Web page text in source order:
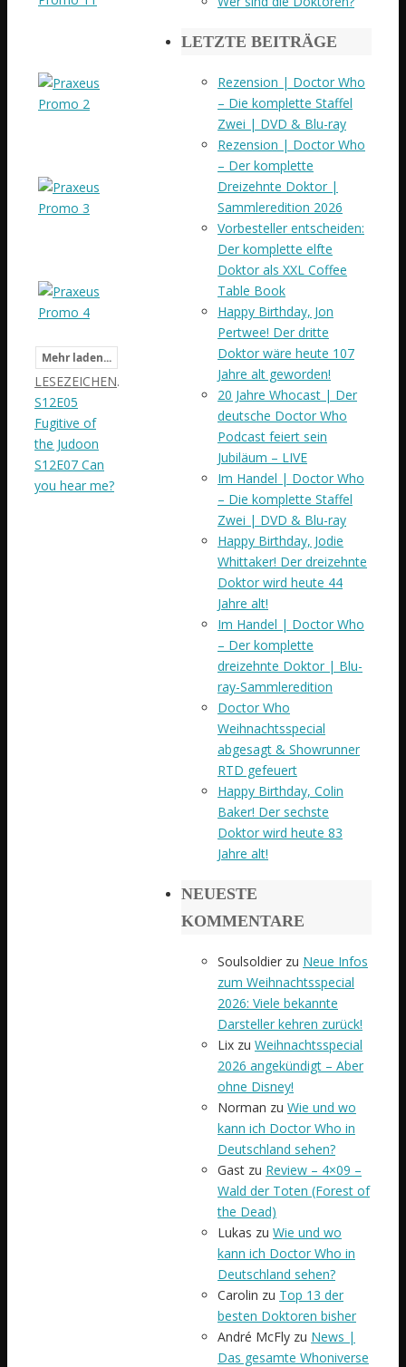
Mehr laden...
LESEZEICHEN.
S12E05
Fugitive of
the Judoon
S12E07 Can
you hear me?
LETZTE BEITRÄGE
Rezension | Doctor Who
– Die komplette Staffel
Zwei | DVD & Blu-ray
Rezension | Doctor Who
– Der komplette
Dreizehnte Doktor |
Sammleredition 2026
Vorbesteller entscheiden:
Der komplette elfte
Doktor als XXL Coffee
Table Book
Happy Birthday, Jon
Pertwee! Der dritte
Doktor wäre heute 107
Jahre alt geworden!
20 Jahre Whocast | Der
deutsche Doctor Who
Podcast feiert sein
Jubiläum – LIVE
Im Handel | Doctor Who
– Die komplette Staffel
Zwei | DVD & Blu-ray
Happy Birthday, Jodie
Whittaker! Der dreizehnte
Doktor wird heute 44
Jahre alt!
Im Handel | Doctor Who
– Der komplette
dreizehnte Doktor | Blu-
ray-Sammleredition
Doctor Who
Weihnachtsspecial
abgesagt & Showrunner
RTD gefeuert
Happy Birthday, Colin
Baker! Der sechste
Doktor wird heute 83
Jahre alt!
NEUESTE
KOMMENTARE
Soulsoldier zu Neue Infos
zum Weihnachtsspecial
2026: Viele bekannte
Darsteller kehren zurück!
Lix zu Weihnachtsspecial
2026 angekündigt – Aber
ohne Disney!
Norman zu Wie und wo
kann ich Doctor Who in
Deutschland sehen?
Gast zu Review – 4×09 –
Wald der Toten (Forest of
the Dead)
Lukas zu Wie und wo
kann ich Doctor Who in
Deutschland sehen?
Carolin zu Top 13 der
besten Doktoren bisher
André McFly zu News |
Das gesamte Whoniverse